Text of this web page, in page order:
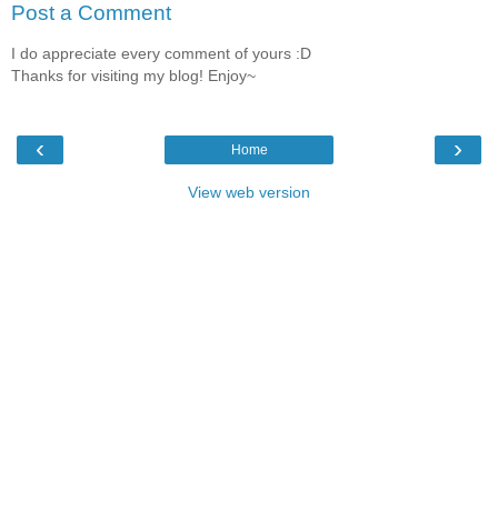
Post a Comment
I do appreciate every comment of yours :D
Thanks for visiting my blog! Enjoy~
‹ ›
Home
View web version